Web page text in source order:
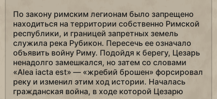
По закону римским легионам было запрещено
находиться на территории собственно Римской
республики, и границей запретных земель
служила река Рубикон. Пересечь ее означало
объявить войну Риму. Подойдя к берегу, Цезарь
ненадолго замешкался, но затем со словами
«Alea iacta est» — «жребий брошен» форсировал
реку и изменил этим ход истории. Началась
гражданская война, в ходе которой Цезарю